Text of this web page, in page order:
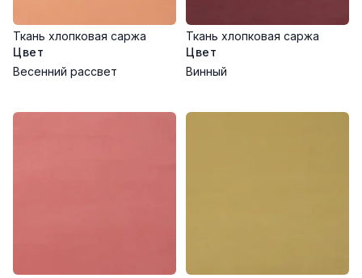
Ткань хлопковая саржа
Цвет
Весенний рассвет
Ткань хлопковая саржа
Цвет
Винный